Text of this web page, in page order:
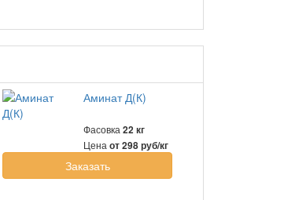
Аминат Д(К)
Фасовка 22 кг
Цена от 298 руб/кг
Заказать